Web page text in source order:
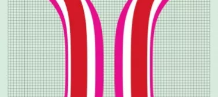
Publications
About
FR/EN